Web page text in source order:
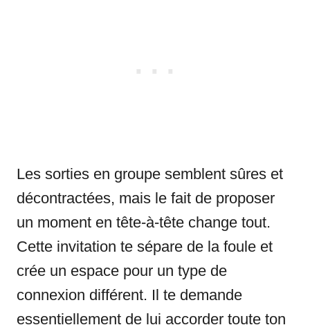
Les sorties en groupe semblent sûres et
décontractées, mais le fait de proposer
un moment en tête-à-tête change tout.
Cette invitation te sépare de la foule et
crée un espace pour un type de
connexion différent. Il te demande
essentiellement de lui accorder toute ton